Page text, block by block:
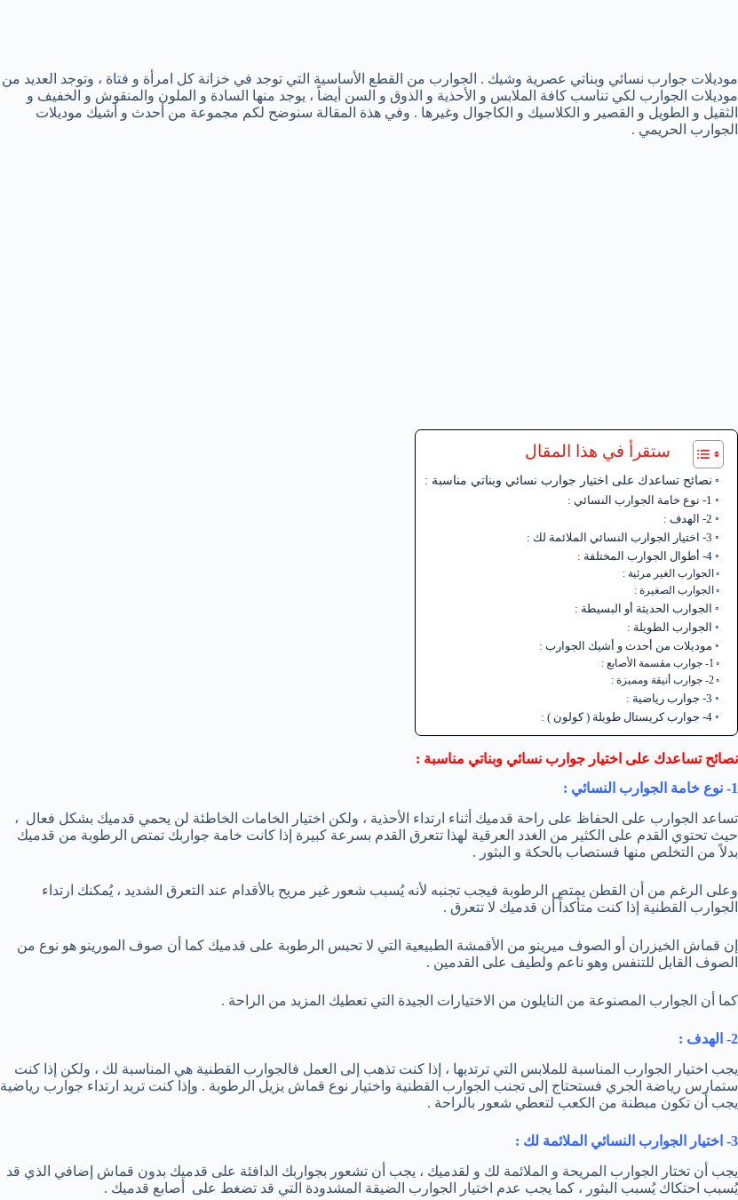
موديلات جوارب نسائي وبناتي عصرية وشيك . الجوارب من القطع الأساسية التي توجد في خزانة كل امرأة و فتاة ، وتوجد العديد من
موديلات الجوارب لكي تناسب كافة الملابس و الأحذية و الذوق و السن أيضاً ، يوجد منها السادة و الملون والمنقوش و الخفيف و
الثقيل و الطويل و القصير و الكلاسيك و الكاجوال وغيرها . وفي هذة المقالة سنوضح لكم مجموعة من أحدث و أشيك موديلات
الجوارب الحريمي .
ستقرأ في هذا المقال
نصائح تساعدك على اختيار جوارب نسائي وبناتي مناسبة :
1- نوع خامة الجوارب النسائي :
2- الهدف :
3- اختيار الجوارب النسائي الملائمة لك :
4- أطوال الجوارب المختلفة :
الجوارب الغير مرئية :
الجوارب الصغيرة :
الجوارب الحديثة أو البسيطة :
الجوارب الطويلة :
موديلات من أحدث و أشيك الجوارب :
1- جوارب مقسمة الأصابع :
2- جوارب أنيقة ومميزة :
3- جوارب رياضية :
4- جوارب كريستال طويلة ( كولون ) :
نصائح تساعدك على اختيار جوارب نسائي وبناتي مناسبة :
1- نوع خامة الجوارب النسائي :
تساعد الجوارب على الحفاظ على راحة قدميك أثناء ارتداء الأحذية ، ولكن اختيار الخامات الخاطئة لن يحمي قدميك بشكل فعال ،
حيث تحتوي القدم على الكثير من الغدد العرقية لهذا تتعرق القدم بسرعة كبيرة إذا كانت خامة جواربك تمتص الرطوبة من قدميك
بدلاً من التخلص منها فستصاب بالحكة و البثور .
وعلى الرغم من أن القطن يمتص الرطوبة فيجب تجنبه لأنه يُسبب شعور غير مريح بالأقدام عند التعرق الشديد ، يُمكنك ارتداء
الجوارب القطنية إذا كنت متأكداً أن قدميك لا تتعرق .
إن قماش الخيزران أو الصوف ميرينو من الأقمشة الطبيعية التي لا تحبس الرطوبة على قدميك كما أن صوف المورينو هو نوع من
الصوف القابل للتنفس وهو ناعم ولطيف على القدمين .
كما أن الجوارب المصنوعة من النايلون من الاختيارات الجيدة التي تعطيك المزيد من الراحة .
2- الهدف :
يجب اختيار الجوارب المناسبة للملابس التي ترتديها ، إذا كنت تذهب إلى العمل فالجوارب القطنية هي المناسبة لك ، ولكن إذا كنت
ستمارس رياضة الجري فستحتاج إلى تجنب الجوارب القطنية واختيار نوع قماش يزيل الرطوبة . وإذا كنت تريد ارتداء جوارب رياضية
يجب أن تكون مبطنة من الكعب لتعطي شعور بالراحة .
3- اختيار الجوارب النسائي الملائمة لك :
يجب أن تختار الجوارب المريحة و الملائمة لك و لقدميك ، يجب أن تشعور بجواربك الدافئة على قدميك بدون قماش إضافي الذي قد
يُسبب احتكاك يُسبب البثور ، كما يجب عدم اختيار الجوارب الضيقة المشدودة التي قد تضغط على أصابع قدميك .